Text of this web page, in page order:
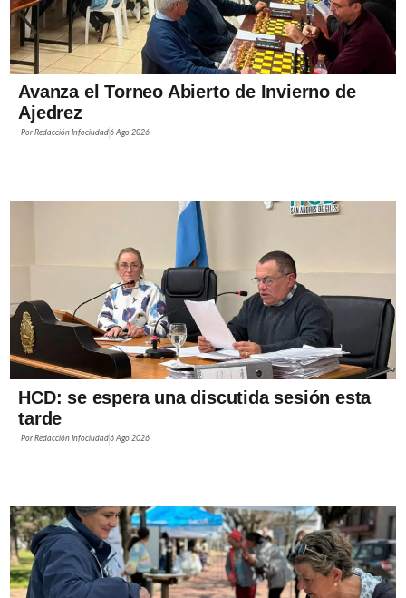
Avanza el Torneo Abierto de Invierno de
Ajedrez
PorRedacción Infociudad6 Ago 2026
HCD: se espera una discutida sesión esta
tarde
PorRedacción Infociudad6 Ago 2026